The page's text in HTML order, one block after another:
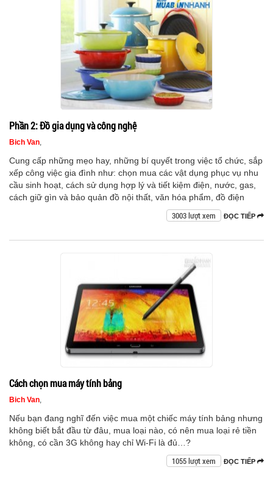
Phần 2: Đồ gia dụng và công nghệ
Bich Van,
Cung cấp những mẹo hay, những bí quyết trong việc tổ chức, sắp
xếp công việc gia đình như: chọn mua các vật dụng phục vụ nhu
cầu sinh hoạt, cách sử dụng hợp lý và tiết kiệm điện, nước, gas,
cách giữ gìn và bảo quản đồ nội thất, văn hóa phẩm, đồ điện
ĐỌC TIẾP
3003 lượt xem
Cách chọn mua máy tính bảng
Bich Van,
Nếu bạn đang nghĩ đến việc mua một chiếc máy tính bảng nhưng
không biết bắt đầu từ đâu, mua loại nào, có nên mua loại rẻ tiền
không, có cần 3G không hay chỉ Wi-Fi là đủ…?
ĐỌC TIẾP
1055 lượt xem